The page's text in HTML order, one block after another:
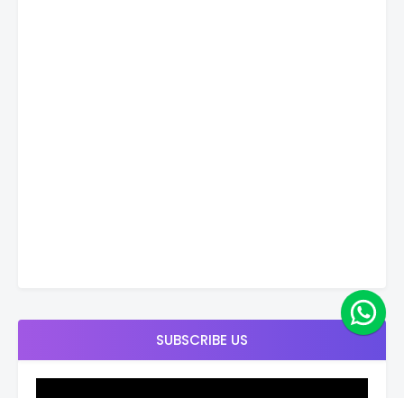
SUBSCRIBE US